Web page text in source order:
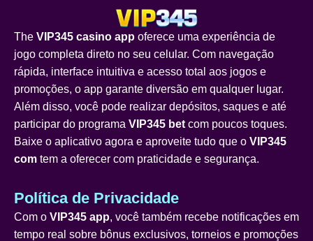
The VIP345 casino app oferece uma experiência de
jogo completa direto no seu celular. Com navegação
rápida, interface intuitiva e acesso total aos jogos e
promoções, o app garante diversão em qualquer lugar.
Além disso, você pode realizar depósitos, saques e até
participar do programa VIP345 bet com poucos toques.
Baixe o aplicativo agora e aproveite tudo que o VIP345
com tem a oferecer com praticidade e segurança.
Política de Privacidade
Com o VIP345 app, você também recebe notificações em
tempo real sobre bônus exclusivos, torneios e promoções